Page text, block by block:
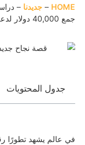
HOME
– جديدنا –
جمع 40,000 دولار لدعم المشاريع الإنسانية في سوريا
في عالم يشهد تطورًا
جدول المحتويات